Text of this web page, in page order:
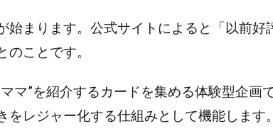
まります。公式サイトによると「以前好
ことです。
マ”を紹介するカードを集める体験型企画
レジャー化する仕組みとして機能します。